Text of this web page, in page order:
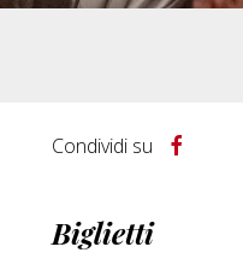
Condividi su
Biglietti